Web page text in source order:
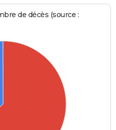
de décès (source :